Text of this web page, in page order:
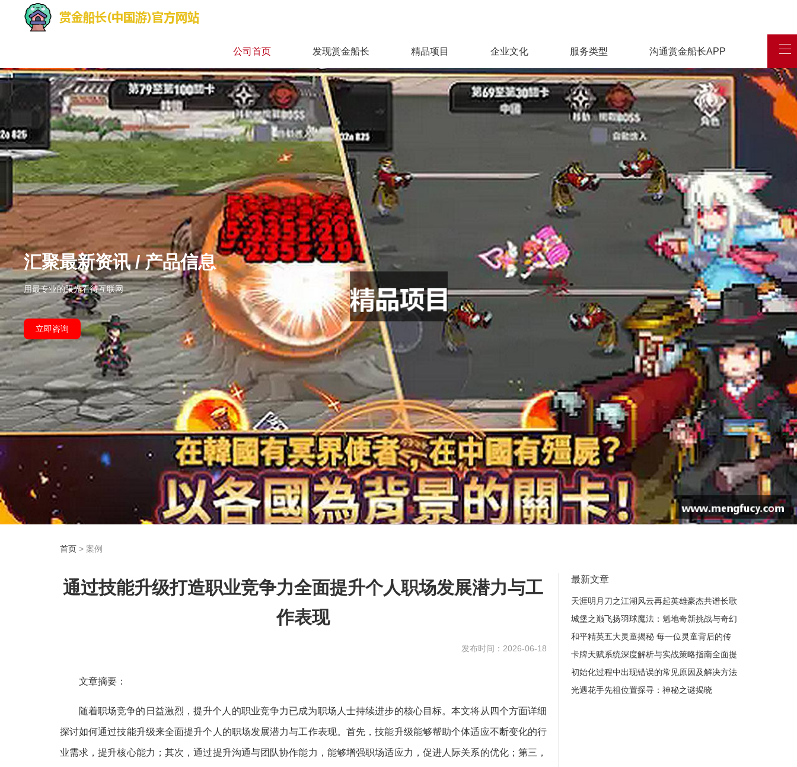
公司首页 发现赏金船长 精品项目 企业文化 服务类型 沟通赏金船长APP
汇聚最新资讯 / 产品信息
用最专业的眼光看待互联网
立即咨询
首页> 案例
通过技能升级打造职业竞争力全面提升个人职场发展潜力与工
作表现
发布时间：2026-06-18
文章摘要：
随着职场竞争的日益激烈，提升个人的职业竞争力已成为职场人士持续进步的核心目标。本文将从四个方面详细
探讨如何通过技能升级来全面提升个人的职场发展潜力与工作表现。首先，技能升级能够帮助个体适应不断变化的行
业需求，提升核心能力；其次，通过提升沟通与团队协作能力，能够增强职场适应力，促进人际关系的优化；第三，
最新文章
天涯明月刀之江湖风云再起英雄豪杰共谱长歌
城堡之巅飞扬羽球魔法：魁地奇新挑战与奇幻
冒险之旅
和平精英五大灵童揭秘 每一位灵童背后的传
奇故事与成长历程
卡牌天赋系统深度解析与实战策略指南全面提
升游戏体验
初始化过程中出现错误的常见原因及解决方法
分析
光遇花手先祖位置探寻：神秘之谜揭晓